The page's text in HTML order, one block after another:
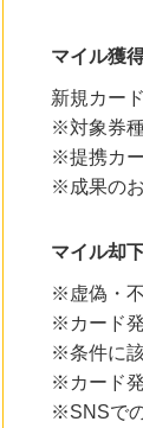
マイル獲
新規カー
※対象券
※提携カ
※成果の
マイル却
※虚偽・
※カード
※条件に
※カード
※SNSで